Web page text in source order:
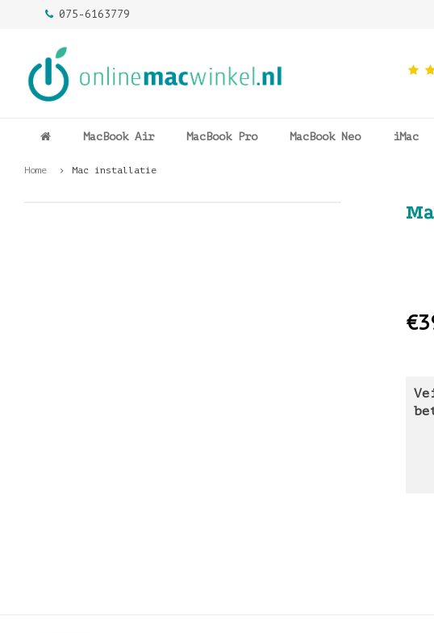
075-6163779
MacBook Air MacBook Pro MacBook Neo iMac
Home Mac installatie